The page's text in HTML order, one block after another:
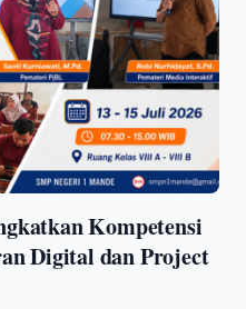
Kompetensi
Digital dan Project